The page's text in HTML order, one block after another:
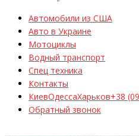
Автомобили из США
Авто в Украине
Мотоциклы
Водный транспорт
Спец техника
Контакты
КиевОдессаХарьков+38
Обратный звонок